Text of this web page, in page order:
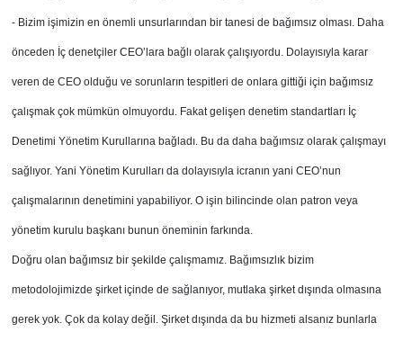
- Bizim işimizin en önemli unsurlarından bir tanesi de bağımsız olması. Daha
önceden İç denetçiler CEO’lara bağlı olarak çalışıyordu. Dolayısıyla karar
veren de CEO olduğu ve sorunların tespitleri de onlara gittiği için bağımsız
çalışmak çok mümkün olmuyordu. Fakat gelişen denetim standartları İç
Denetimi Yönetim Kurullarına bağladı. Bu da daha bağımsız olarak çalışmayı
sağlıyor. Yani Yönetim Kurulları da dolayısıyla icranın yani CEO’nun
çalışmalarının denetimini yapabiliyor. O işin bilincinde olan patron veya
yönetim kurulu başkanı bunun öneminin farkında.
Doğru olan bağımsız bir şekilde çalışmamız. Bağımsızlık bizim
metodolojimizde şirket içinde de sağlanıyor, mutlaka şirket dışında olmasına
gerek yok. Çok da kolay değil. Şirket dışında da bu hizmeti alsanız bunlarla